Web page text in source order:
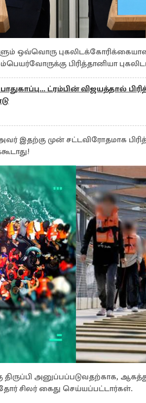
ஒவ்வொரு
பிரித்தானியா
ட்ரம்பின் விஜயத்தால்
முன் சட்டவிரோதமாக
திருப்பி அனுப்பப்படுவதற்காக,
சிலர் கைது செய்யப்பட்டார்கள்.